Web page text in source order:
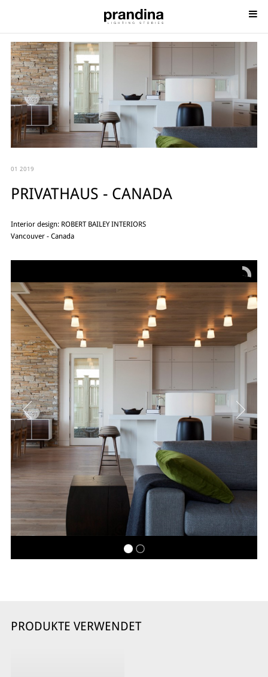
01 2019
PRIVATHAUS - CANADA
Interior design: ROBERT BAILEY INTERIORS
Vancouver - Canada
PRODUKTE VERWENDET